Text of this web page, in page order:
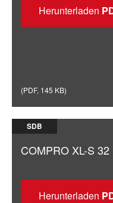
Herunterladen
(PDF, 145 KB)
SDB
COMPRO XL-S 32
Herunterladen